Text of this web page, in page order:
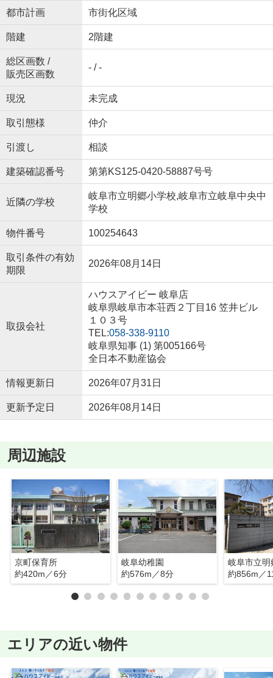
都市計画 市街化区域
階建 2階建
総区画数 /
販売区画数
- / -
現況 未完成
取引態様 仲介
引渡し 相談
建築確認番号 第第KS125-0420-58887号号
近隣の学校
岐阜市立明郷小学校,岐阜市立岐阜中央中
学校
物件番号 100254643
取引条件の有効
期限
2026年08月14日
取扱会社
ハウスアイビー 岐阜店
岐阜県岐阜市本荘西２丁目16 笠井ビル
１０３号
TEL:058-338-9110
岐阜県知事 (1) 第005166号
全日本不動産協会
情報更新日 2026年07月31日
更新予定日 2026年08月14日
周辺施設
京町保育所
約420m／6分
岐阜幼稚園
約576m／8分
岐阜市立明
約856m／
エリアの近い物件